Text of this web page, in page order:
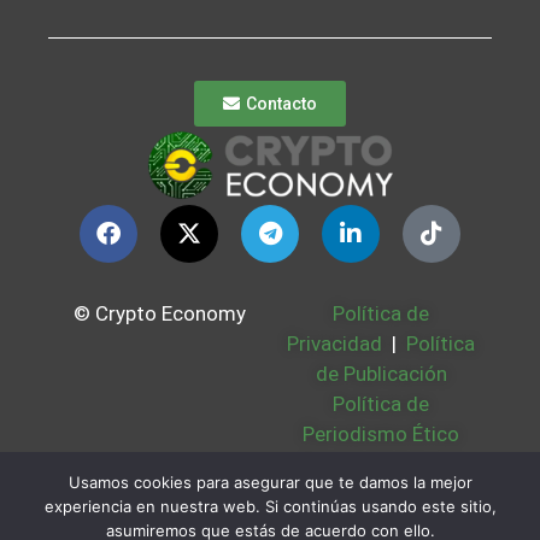
Contacto
© Crypto Economy
Política de
Privacidad | Política
de Publicación
Política de
Periodismo Ético
Bases Legales |
Partners | Sobre
Usamos cookies para asegurar que te damos la mejor
experiencia en nuestra web. Si continúas usando este sitio,
asumiremos que estás de acuerdo con ello.